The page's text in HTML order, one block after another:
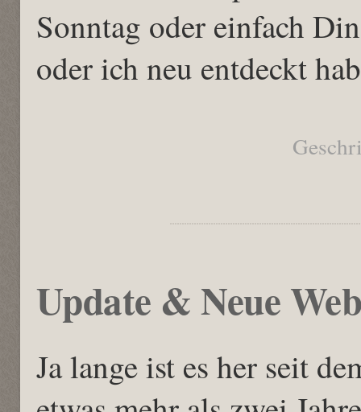
Sonntag oder einfach
oder ich neu entdeckt
Update & Neue
Ja lange ist es her seit